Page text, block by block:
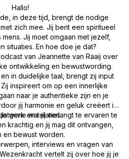
Hallo!
in deze tijd, brengt de nodige
zich mee. Jij bent een spiritueel
Jij moet omgaan met jezelf,
situaties. En hoe doe je dat?
van Jeannette van Raaij over
ontwikkeling en bewustwording.
in duidelijke taal, brengt zij input
inspireert om op een innerlijke
naar je authentieke zijn en je
jij harmonie en geluk creëert in
werk en relaties.
wat jij verlangt te ervaren te
krachtig en jij mag dit ontvangen,
en bewust worden.
interviews en vragen van
vertelt zij over hoe jij je